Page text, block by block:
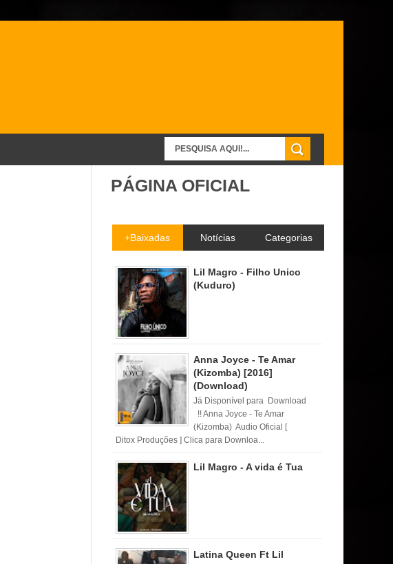
PÁGINA OFICIAL
+Baixadas Notícias Categorias
Lil Magro - Filho Unico
(Kuduro)
Anna Joyce - Te Amar
(Kizomba) [2016]
(Download)
Já Disponível para Download
!! Anna Joyce - Te Amar
(Kizomba) Audio Oficial [
Ditox Produções ] Clica para Downloa...
Lil Magro - A vida é Tua
Latina Queen Ft Lil